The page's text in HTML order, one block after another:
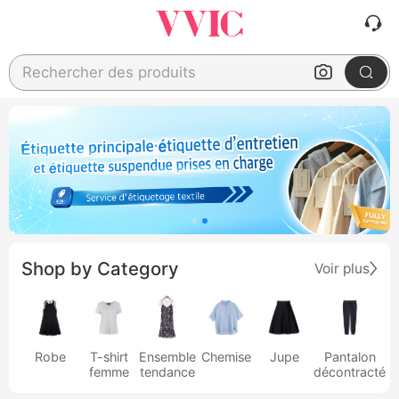
Rechercher des produits
Shop by Category Voir plus
Robe
T-shirt
femme
Ensemble
tendance
Chemise Jupe
Pantalon
décontracté